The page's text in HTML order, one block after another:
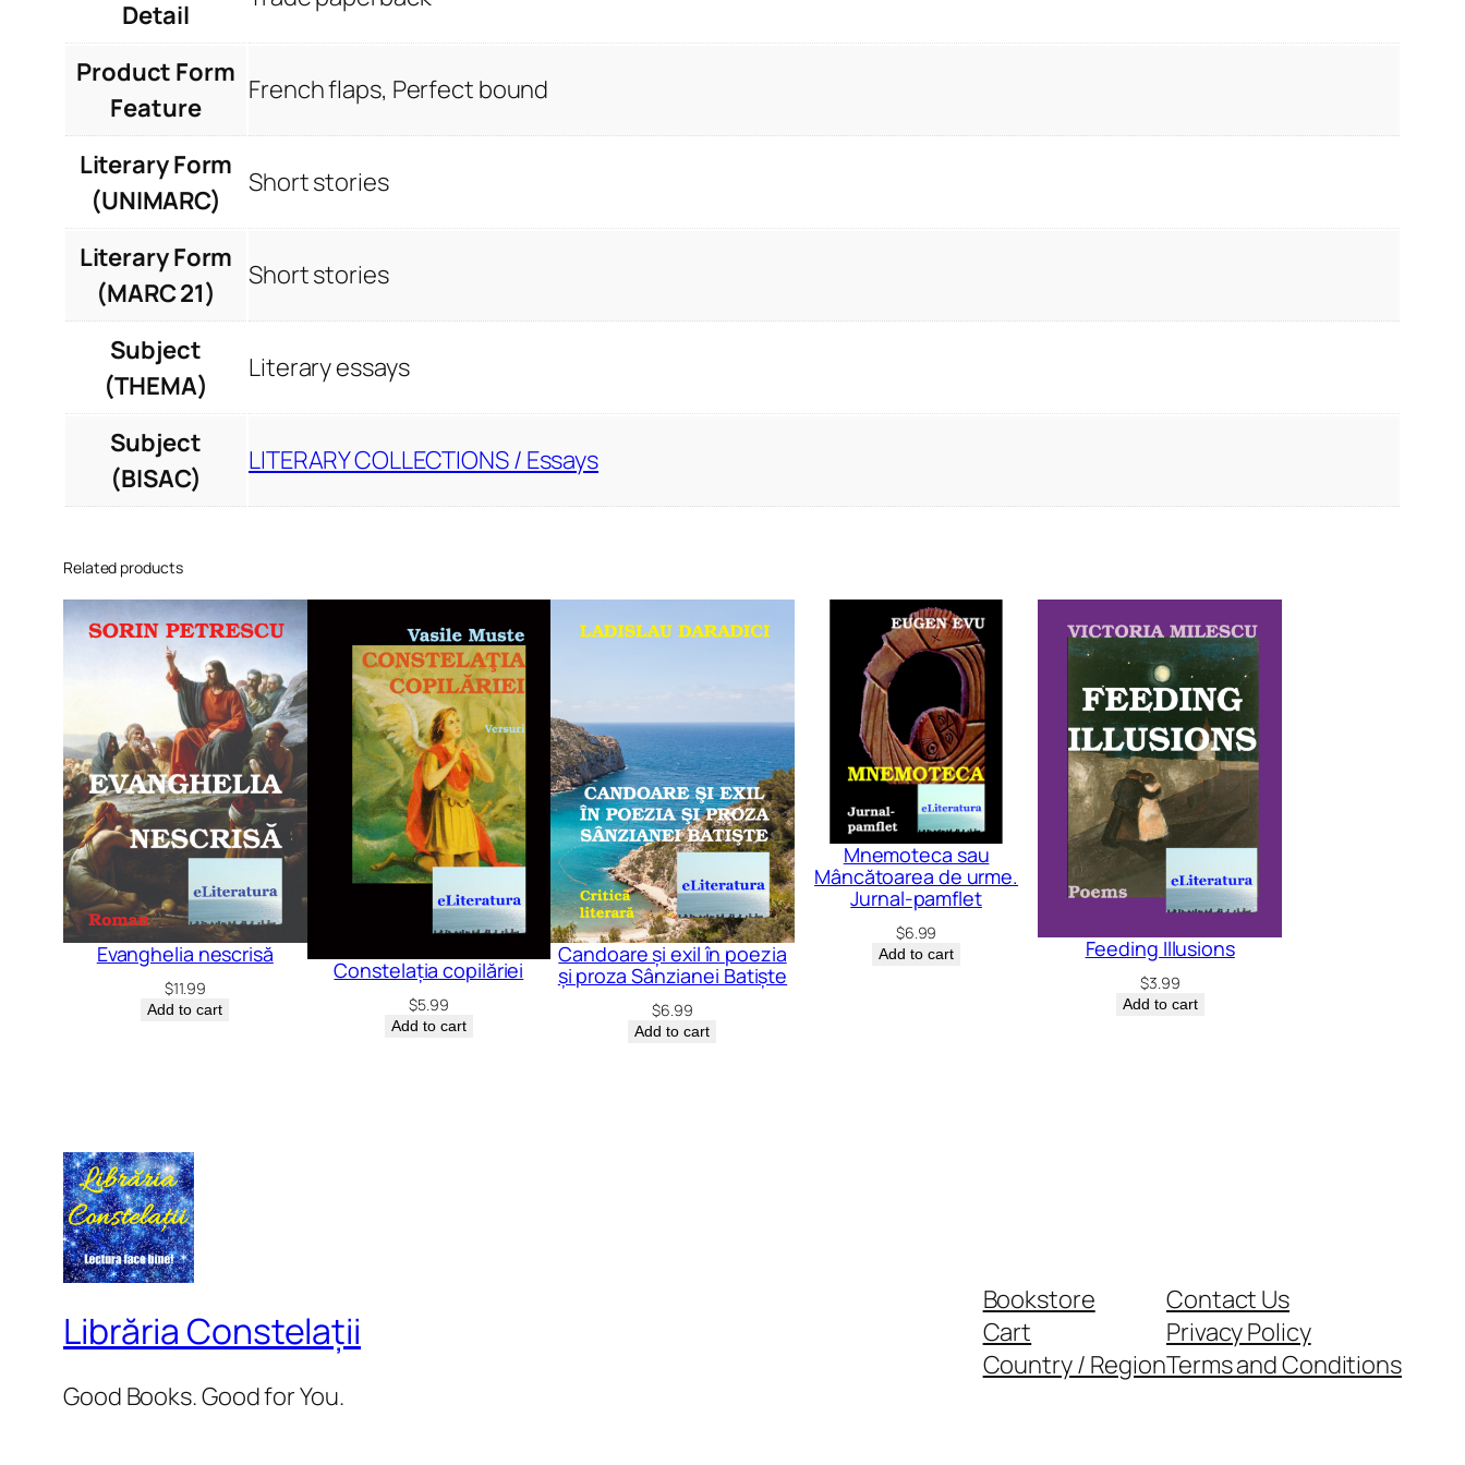
Detail
Product Form
Feature
French flaps, Perfect bound
Literary Form
(UNIMARC)
Short stories
Literary Form
(MARC 21)
Short stories
Subject
(THEMA)
Literary essays
Subject
(BISAC)
LITERARY COLLECTIONS / Essays
Related products
Evanghelia nescrisă
$11.99
Add to cart
Constelația copilăriei
$5.99
Add to cart
Candoare și exil în poezia
și proza Sânzianei Batiște
$6.99
Add to cart
Mnemoteca sau
Mâncătoarea de urme.
Jurnal-pamflet
$6.99
Add to cart Feeding Illusions
$3.99
Add to cart
Librăria Constelații
Good Books. Good for You.
Bookstore
Cart
Country / Region
Contact Us
Privacy Policy
Terms and Conditions